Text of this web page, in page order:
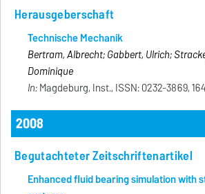
Herausgeberschaft
Technische Mechanik
Bertram, Albrecht; Gabbert, Ulrich;
Dominique
In:Magdeburg, Inst., ISSN: 0232-3869,
2008
Begutachteter Zeitschriftenartikel
Enhanced fluid bearing simulation with